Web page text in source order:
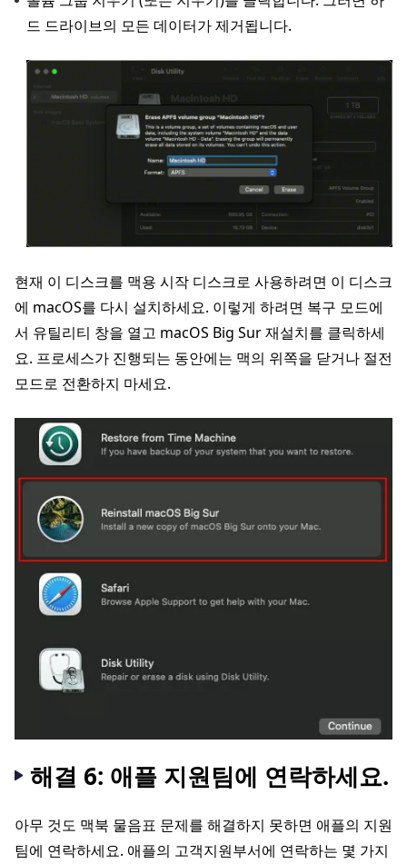
드 드라이브의 모든 데이터가 제거됩니다.
현재 이 디스크를 맥용 시작 디스크로 사용하려면 이 디스크
에 macOS를 다시 설치하세요. 이렇게 하려면 복구 모드에
서 유틸리티 창을 열고 macOS Big Sur 재설치를 클릭하세
요. 프로세스가 진행되는 동안에는 맥의 위쪽을 닫거나 절전
모드로 전환하지 마세요.
해결 6: 애플 지원팀에 연락하세요.
아무 것도 맥북 물음표 문제를 해결하지 못하면 애플의 지원
팀에 연락하세요. 애플의 고객지원부서에 연락하는 몇 가지